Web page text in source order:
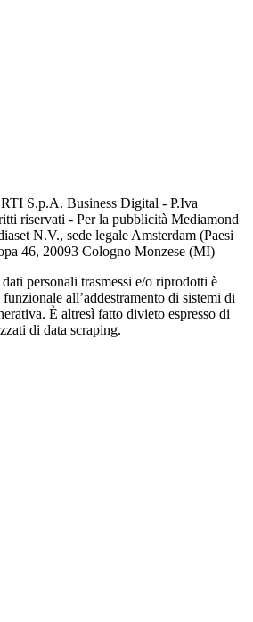
RTI S.p.A. Business Digital - P.Iva
riservati - Per la pubblicità Mediamond
N.V., sede legale Amsterdam (Paesi
46, 20093 Cologno Monzese (MI)
personali trasmessi e/o riprodotti è
all’addestramento di sistemi di
È altresì fatto divieto espresso di
di data scraping.